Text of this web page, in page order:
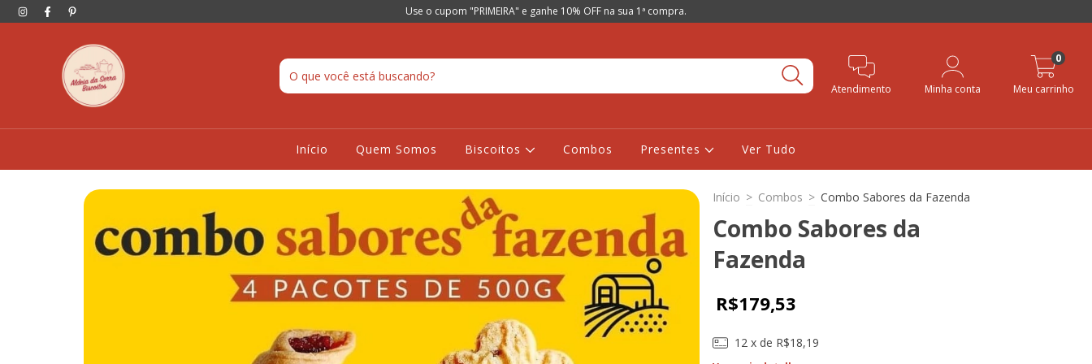
Use o cupom "PRIMEIRA" e ganhe 10% OFF na sua 1ª compra.
Atendimento Minha conta Meu carrinho
0
Início Quem Somos Biscoitos Combos Presentes Ver Tudo
Início > Combos > Combo Sabores da Fazenda
Combo Sabores da
Fazenda
R$179,53
12 x de R$18,19